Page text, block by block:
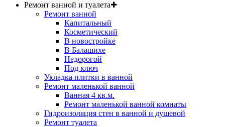
Ремонт ванной и туалета✚
Ремонт ванной
Капитальный
Косметический
В новостройке
В Балашихе
Недорогой
Под ключ
Укладка плитки в ванной
Ремонт маленькой ванной
Ванная 4 кв.м.
Ремонт маленькой ванной комнаты
Гидроизоляция стен в ванной и душевой
Ремонт туалета